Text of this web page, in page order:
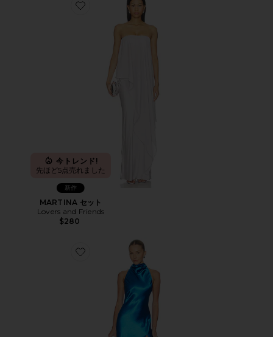
Favorite MARTINA セット
今トレンド!
先ほど5点売れました
新作
MARTINA セット
Lovers and Friends
$280
Favorite CALLIE ガウン